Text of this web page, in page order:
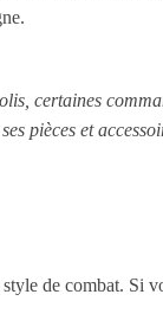
certaines
pièces et
de combat. Si